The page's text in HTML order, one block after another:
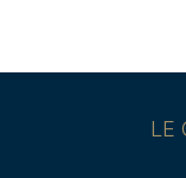
LE